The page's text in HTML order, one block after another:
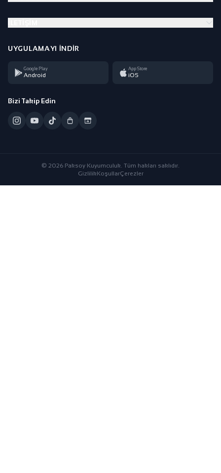
UYGULAMAYI İNDIR
Google Play
Android
App Store
iOS
Bizi Takip Edin
© 2026 Paksoy Kuyumculuk. Tüm hakları saklıdır.
GizlilikKoşullarÇerezler